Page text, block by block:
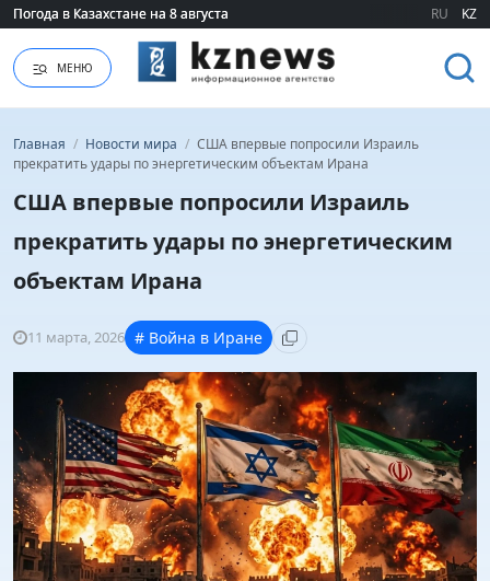
Погода в Казахстане на 8 августа
Погода в Казахстане на 8 августа RU KZ
МЕНЮ
Главная / Новости мира / США впервые попросили Израиль
прекратить удары по энергетическим объектам Ирана
США впервые попросили Израиль
прекратить удары по энергетическим
объектам Ирана
11 марта, 2026 # Война в Иране